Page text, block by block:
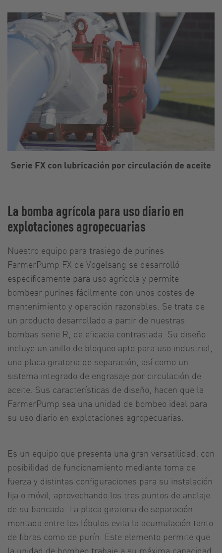
La bomba agrícola para uso diario en
explotaciones agropecuarias
Nuestro equipo para trasiego de purines
FarmerPump FX de Vogelsang se desarrolló
específicamente para uso agrícola y permite
bombear purines fácilmente con unos costes de
mantenimiento y operación razonables. Se trata de
un producto desarrollado a partir de nuestras
bombas serie R, de eficacia contrastada. Su diseño
incluye un anillo de bloqueo apto para uso industrial,
una placa giratoria de separación, así como un
sistema integrado de engrasaje por circulación de
aceite. Sus características de diseño, hacen que la
FarmerPump sea una unidad de bombeo ideal para
su uso diario en explotaciones agropecuarias.
Serie FX con lubricación por circulación de aceite
Es un equipo que presenta una gran versatilidad: con
posibilidad de funcionamiento mediante toma de
fuerza y distintas configuraciones para su instalación
fija o móvil, aprovechando los tres puntos de anclaje
de su bancada. La placa giratoria de separación
montada entre los lóbulos evita la acumulación tanto
de fibras como de purín. Este elemento permite que
la unidad de bombeo trabaje a su máxima capacidad,